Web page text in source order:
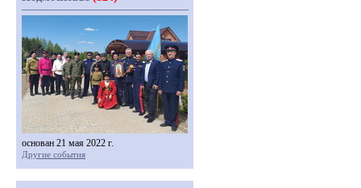
основан 21 мая 2022 г.
Другие события